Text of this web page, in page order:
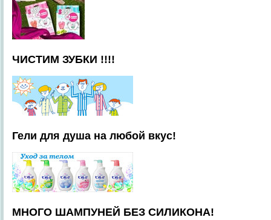
ЧИСТИМ ЗУБКИ !!!!
Гели для душа на любой вкус!
МНОГО ШАМПУНЕЙ БЕЗ СИЛИКОНА!